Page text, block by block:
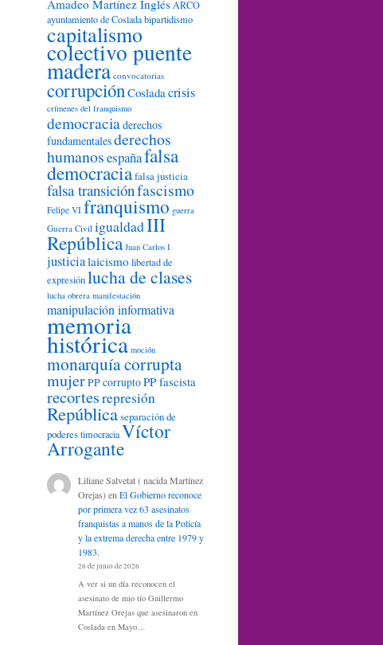
Amadeo Martínez Inglés ARCO
ayuntamiento de Cosladabipartidismo
capitalismo
colectivo puente
madera convocatorias
corrupciónCosladacrisis
crímenes del franquismo
democraciaderechos
fundamentalesderechos
humanosespañafalsa
democraciafalsa justicia
falsa transiciónfascismo
Felipe VI franquismo guerra
Guerra Civil igualdadIII
República Juan Carlos I
justicialaicismo libertad de
expresiónlucha de clases
lucha obrera manifestación
manipulación informativa
memoria
histórica moción
monarquía corrupta
mujerPP corruptoPP fascista
recortesrepresión
Repúblicaseparación de
poderestimocraciaVíctor
Arrogante
Liliane Salvetat ( nacida Martínez
Orejas)en El Gobierno reconoce
por primera vez 63 asesinatos
franquistas a manos de la Policía
y la extrema derecha entre 1979 y
1983.
26 de junio de 2026
A ver si un día reconocen el
asesinato de mio tío Guillermo
Martínez Orejas que asesinaron en
Coslada en Mayo…